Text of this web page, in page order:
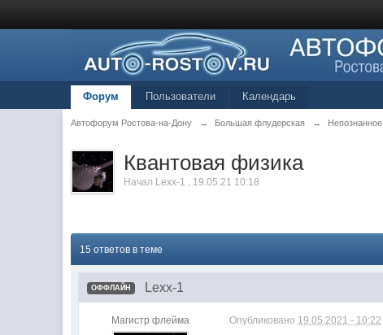
Форум Пользователи Календарь
Автофорум Ростова-на-Дону → Большая флудерская → Непознанное
Квантовая физика
Начал Lexx-1 , 19.05.21 10:18
15 ответов в теме
ОФФЛАЙН Lexx-1
Магистр флейма Опубликовано 19.05.2021 - 10:22